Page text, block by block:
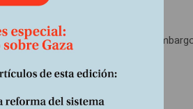
la importancia de internet. Sin